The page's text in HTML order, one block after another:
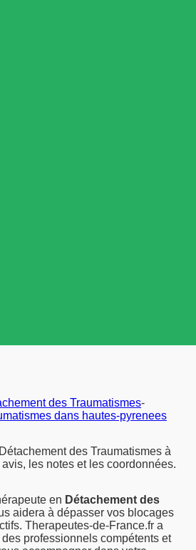
des Traumatismes-
dans hautes-pyrenees
des Traumatismes à
les notes et les coordonnées.
en Détachement des
aidera à dépasser vos blocages
Therapeutes-de-France.fr a
professionnels compétents et